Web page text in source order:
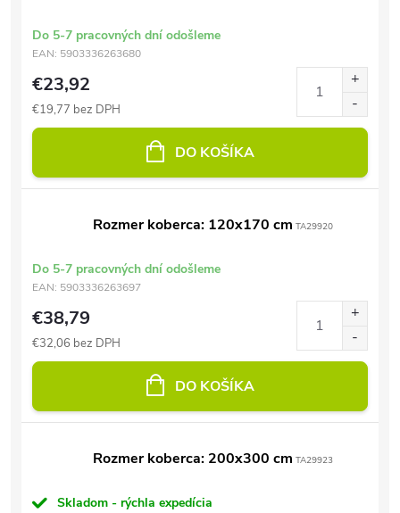
Do 5-7 pracovných dní odošleme
EAN: 5903336263680
€23,92
€19,77 bez DPH
DO KOŠÍKA
Rozmer koberca: 120x170 cm TA29920
Do 5-7 pracovných dní odošleme
EAN: 5903336263697
€38,79
€32,06 bez DPH
DO KOŠÍKA
Rozmer koberca: 200x300 cm TA29923
Skladom - rýchla expedícia